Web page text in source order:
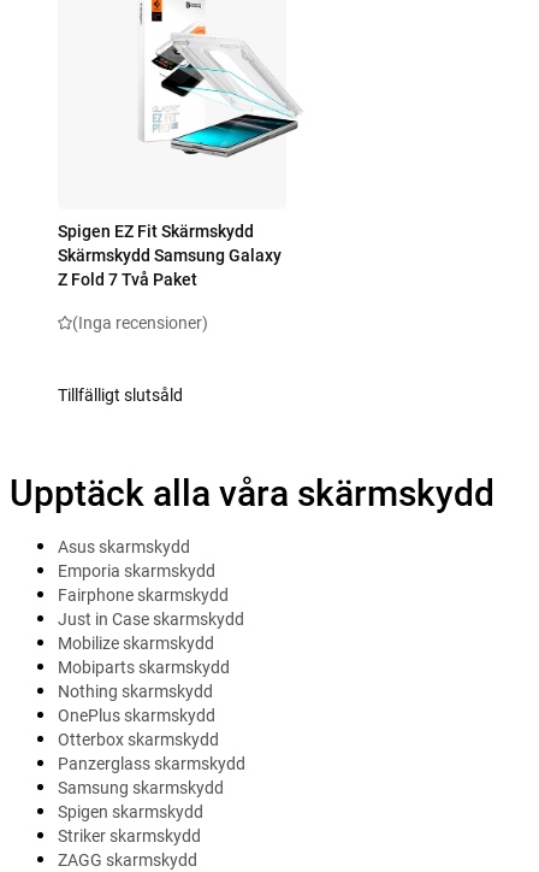
Spigen EZ Fit Skärmskydd
Skärmskydd Samsung Galaxy
Z Fold 7 Två Paket
(Inga recensioner)
Tillfälligt slutsåld
Upptäck alla våra skärmskydd
Asus skarmskydd
Emporia skarmskydd
Fairphone skarmskydd
Just in Case skarmskydd
Mobilize skarmskydd
Mobiparts skarmskydd
Nothing skarmskydd
OnePlus skarmskydd
Otterbox skarmskydd
Panzerglass skarmskydd
Samsung skarmskydd
Spigen skarmskydd
Striker skarmskydd
ZAGG skarmskydd